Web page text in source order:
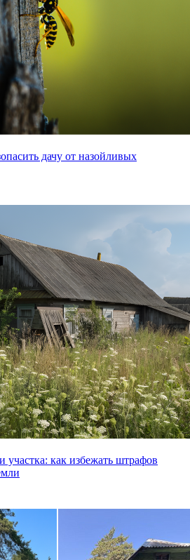
дачу от назойливых
участка: как избежать штрафов